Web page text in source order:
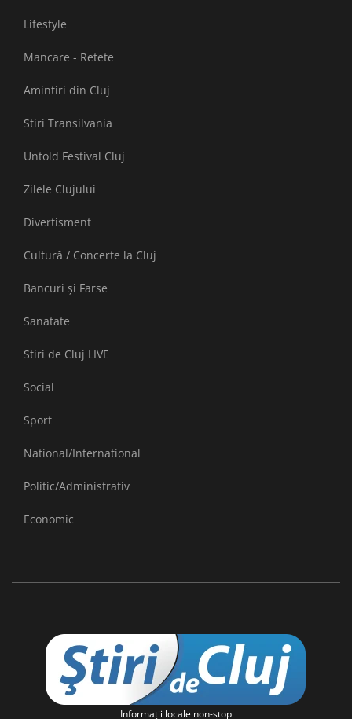
Lifestyle
Mancare - Retete
Amintiri din Cluj
Stiri Transilvania
Untold Festival Cluj
Zilele Clujului
Divertisment
Cultură / Concerte la Cluj
Bancuri și Farse
Sanatate
Stiri de Cluj LIVE
Social
Sport
National/International
Politic/Administrativ
Economic
Informaţii locale non-stop